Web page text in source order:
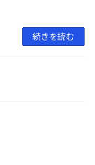
続きを読む